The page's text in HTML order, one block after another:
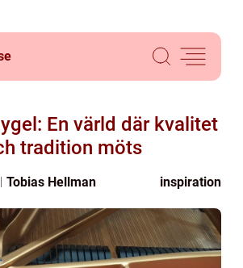
En värld där kvalitet
tradition möts
Tobias Hellman inspiration